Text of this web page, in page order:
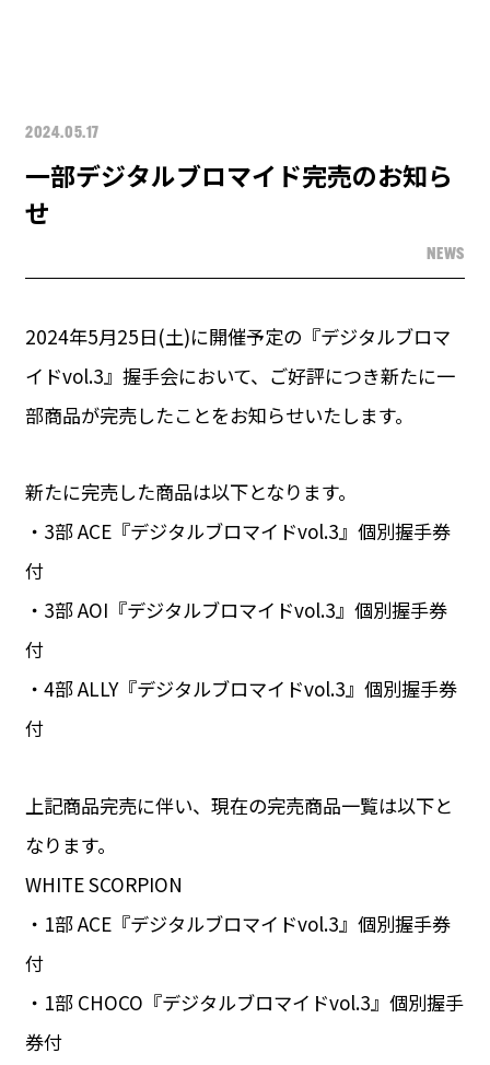
2024.05.17
一部デジタルブロマイド完売のお知ら
せ
NEWS
2024年5月25日(土)に開催予定の『デジタルブロマ
イドvol.3』握手会において、ご好評につき新たに一
部商品が完売したことをお知らせいたします。
新たに完売した商品は以下となります。
・3部 ACE『デジタルブロマイドvol.3』個別握手券
付
・3部 AOI『デジタルブロマイドvol.3』個別握手券
付
・4部 ALLY『デジタルブロマイドvol.3』個別握手券
付
上記商品完売に伴い、現在の完売商品一覧は以下と
なります。
WHITE SCORPION
・1部 ACE『デジタルブロマイドvol.3』個別握手券
付
・1部 CHOCO『デジタルブロマイドvol.3』個別握手
券付